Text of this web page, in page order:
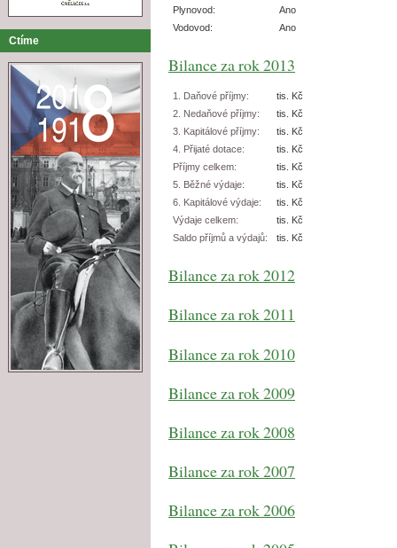
Ctíme
Plynovod:
Ano
Vodovod:
Ano
Bilance za rok 2013
1. Daňové příjmy:
tis. Kč
2. Nedaňové příjmy:
tis. Kč
3. Kapitálové příjmy:
tis. Kč
4. Přijaté dotace:
tis. Kč
Příjmy celkem:
tis. Kč
5. Běžné výdaje:
tis. Kč
6. Kapitálové výdaje:
tis. Kč
Výdaje celkem:
tis. Kč
Saldo příjmů a výdajů:
tis. Kč
Bilance za rok 2012
Bilance za rok 2011
Bilance za rok 2010
Bilance za rok 2009
Bilance za rok 2008
Bilance za rok 2007
Bilance za rok 2006